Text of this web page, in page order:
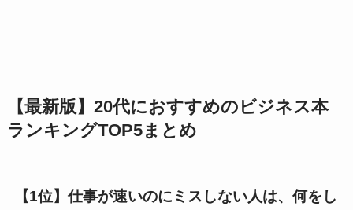
【最新版】20代におすすめのビジネス本
ランキングTOP5まとめ
【1位】仕事が速いのにミスしない人は、何をし